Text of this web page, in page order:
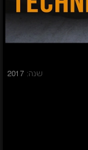
שנה: 2017